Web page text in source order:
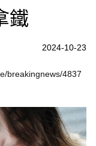
鐵
2024-10-23
breakingnews/4837